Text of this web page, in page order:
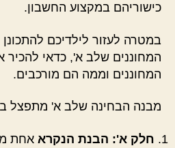
כישוריהם במקצוע החשבון.
במטרה לעזור לילדיכם להתכונן
המחוננים שלב א', כדאי
המחוננים וממה הם מורכבים.
מבנה הבחינה שלב א' מתפצל בדרך
חלק א': הבנת הנקרא אחת